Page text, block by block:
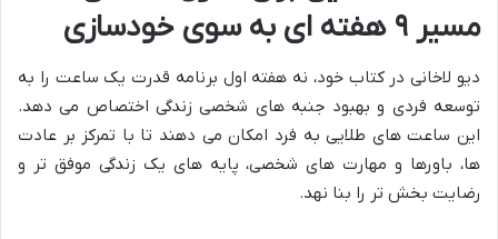
مسیر ۹ هفته ای به سوی خودسازی
دیو لاخانی در کتاب خود، نه هفته اول برنامه قدرت یک ساعت را به
توسعه فردی و بهبود جنبه های شخصی زندگی اختصاص می دهد.
این ساعت های طلایی به فرد امکان می دهند تا با تمرکز بر عادت
ها، باورها و مهارت های شخصی، پایه های یک زندگی موفق تر و
رضایت بخش تر را بنا نهد.